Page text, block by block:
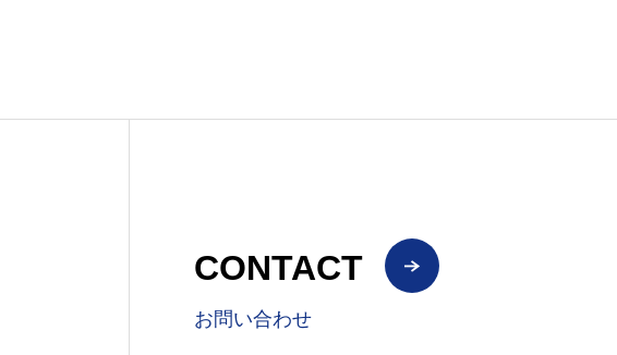
CONTACT
お問い合わせ